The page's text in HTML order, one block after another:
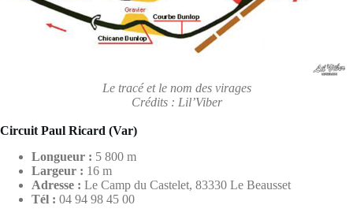
Le tracé et le nom des virages
Crédits : Lil’Viber
Circuit Paul Ricard (Var)
Longueur : 5 800 m
Largeur : 16 m
Adresse : Le Camp du Castelet, 83330 Le Beausset
Tél : 04 94 98 45 00